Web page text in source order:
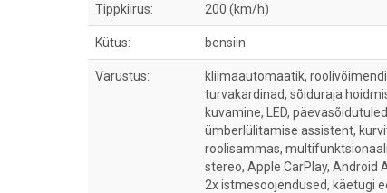
Tippkiirus: 200 (km/h)
Kütus: bensiin
Varustus:
kliimaautomaatik,
turvakardinad, sõiduraja
kuvamine, LED,
ümberlülitamise assistent,
roolisammas,
stereo, Apple CarPlay, Android
2x istmesoojendused, käetugi